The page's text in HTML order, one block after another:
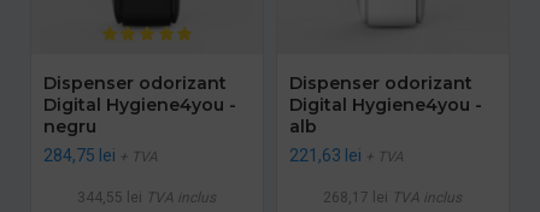
Dispenser odorizant
Digital Hygiene4you -
negru
284,75 lei + TVA
344,55 lei TVA inclus
Dispenser odorizant
Digital Hygiene4you -
alb
221,63 lei + TVA
268,17 lei TVA inclus